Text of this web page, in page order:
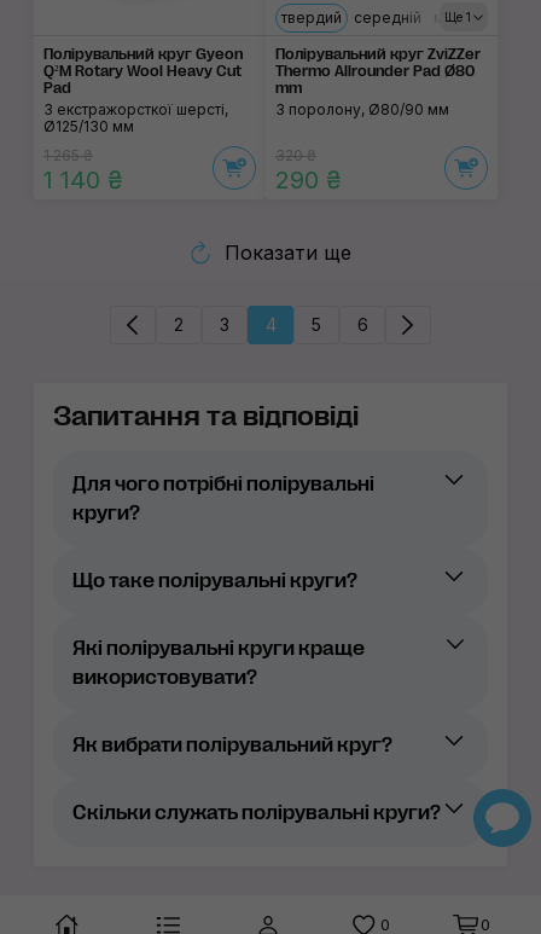
Полірувальний круг Gyeon
Q²M Rotary Wool Heavy Cut
Pad
З екстражорсткої шерсті,
Ø125/130 мм
1 265 ₴
1 140 ₴
Ще 1
твердий середній м'який
Полірувальний круг ZviZZer
Thermo Allrounder Pad Ø80
mm
З поролону, Ø80/90 мм
320 ₴
290 ₴
Показати ще
2 3 4 5 6
Запитання та відповіді
Для чого потрібні полірувальні
круги?
Що таке полірувальні круги?
Які полірувальні круги краще
використовувати?
Як вибрати полірувальний круг?
Скільки служать полірувальні круги?
0 0